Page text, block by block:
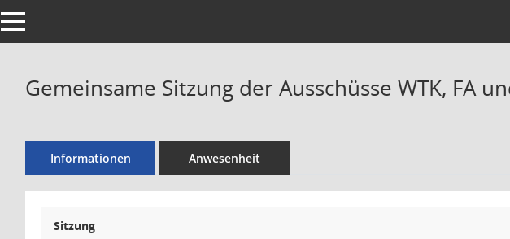
Toggle navigation
Gemeinsame Sitzung der Ausschüsse WTK, FA
Informationen Anwesenheit
Sitzung